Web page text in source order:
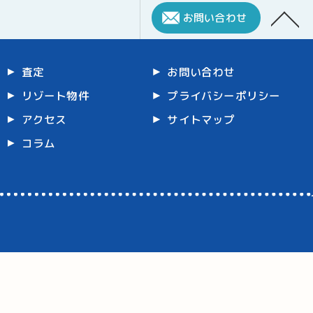
お問い合わせ
査定
リゾート物件
アクセス
コラム
お問い合わせ
プライバシーポリシー
サイトマップ